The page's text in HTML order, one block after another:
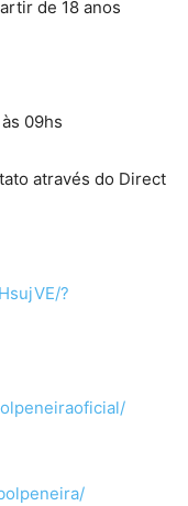
de 18 anos
09hs
através do Direct
?